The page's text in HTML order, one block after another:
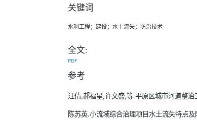
关键词
水利工程；建设；水土流失；防治技术
全文:
PDF
参考
汪倩,郝福星,许文盛,等.平原区城市河道整
陈苏英.小流域综合治理项目水土流失特